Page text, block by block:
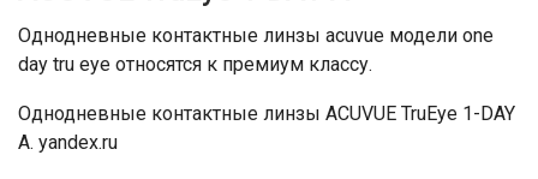
Однодневные контактные линзы acuvue модели one
day tru eye относятся к премиум классу.
Однодневные контактные линзы ACUVUE TruEye 1-DAY
A. yandex.ru